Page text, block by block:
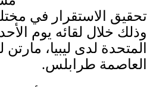
تحقيق الاستقرار في
وذلك خلال لقائه يوم
المتحدة لدى ليبيا،
العاصمة طرابلس.